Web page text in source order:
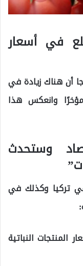
في أسعار
أن هناك زيادة في
وانعكس هذا
وستحدث
تركيا وكذلك في
المنتجات النباتية